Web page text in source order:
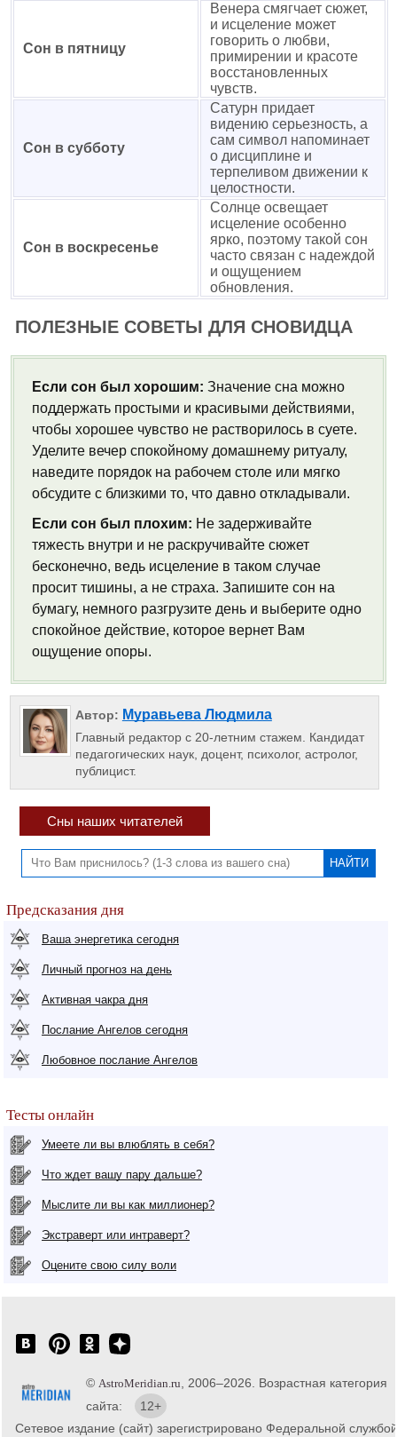
Сон в пятницу
Венера смягчает сюжет,
и исцеление может
говорить о любви,
примирении и красоте
восстановленных
чувств.
Сон в субботу
Сатурн придает
видению серьезность, а
сам символ напоминает
о дисциплине и
терпеливом движении к
целостности.
Сон в воскресенье
Солнце освещает
исцеление особенно
ярко, поэтому такой сон
часто связан с надеждой
и ощущением
обновления.
ПОЛЕЗНЫЕ СОВЕТЫ ДЛЯ СНОВИДЦА
Если сон был хорошим: Значение сна можно
поддержать простыми и красивыми действиями,
чтобы хорошее чувство не растворилось в суете.
Уделите вечер спокойному домашнему ритуалу,
наведите порядок на рабочем столе или мягко
обсудите с близкими то, что давно откладывали.
Если сон был плохим: Не задерживайте
тяжесть внутри и не раскручивайте сюжет
бесконечно, ведь исцеление в таком случае
просит тишины, а не страха. Запишите сон на
бумагу, немного разгрузите день и выберите одно
спокойное действие, которое вернет Вам
ощущение опоры.
Автор: Муравьева Людмила
Главный редактор с 20-летним стажем. Кандидат
педагогических наук, доцент, психолог, астролог,
публицист.
Сны наших читателей
Предсказания дня
Ваша энергетика сегодня
Личный прогноз на день
Активная чакра дня
Послание Ангелов сегодня
Любовное послание Ангелов
Тесты онлайн
Умеете ли вы влюблять в себя?
Что ждет вашу пару дальше?
Мыслите ли вы как миллионер?
Экстраверт или интраверт?
Оцените свою силу воли
© AstroMeridian.ru , 2006–2026. Возрастная категория
сайта:
12+
Сетевое издание (сайт) зарегистрировано Федеральной службой